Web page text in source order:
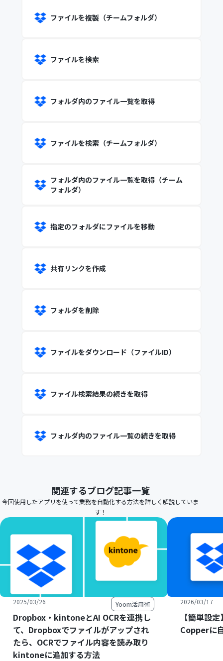
ファイルを複製（チームフォルダ）
ファイルを検索
フォルダ内のファイル一覧を取得
ファイルを検索（チームフォルダ）
フォルダ内のファイル一覧を取得（チーム
フォルダ）
指定のフォルダにファイルを移動
共有リンクを作成
フォルダを削除
ファイルをダウンロード（ファイルID）
ファイル検索結果の続きを取得
フォルダ内のファイル一覧の続きを取得
関連するブログ記事一覧
今回使用したアプリを使って業務を自動化する方法を詳しく解説していま
す！
2025/03/26 Yoom活用術
Dropbox・kintoneとAI OCRを連携し
て、Dropboxでファイルがアップされ
たら、OCRでファイル内容を読み取り
kintoneに追加する方法
2026/03/17
【簡単設
Copperに